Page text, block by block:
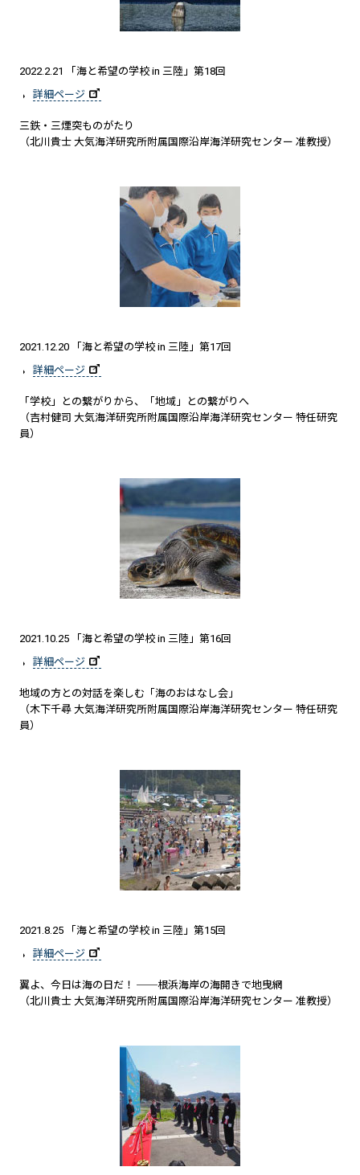
2022.2.21 「海と希望の学校 in 三陸」第18回
詳細ページ
三鉄・三煙突ものがたり
（北川貴士 大気海洋研究所附属国際沿岸海洋研究センター 准教授）
2021.12.20 「海と希望の学校 in 三陸」第17回
詳細ページ
「学校」との繋がりから、「地域」との繋がりへ
（吉村健司 大気海洋研究所附属国際沿岸海洋研究センター 特任研究
員）
2021.10.25 「海と希望の学校 in 三陸」第16回
詳細ページ
地域の方との対話を楽しむ「海のおはなし会」
（木下千尋 大気海洋研究所附属国際沿岸海洋研究センター 特任研究
員）
2021.8.25 「海と希望の学校 in 三陸」第15回
詳細ページ
翼よ、今日は海の日だ！ ──根浜海岸の海開きで地曳網
（北川貴士 大気海洋研究所附属国際沿岸海洋研究センター 准教授）